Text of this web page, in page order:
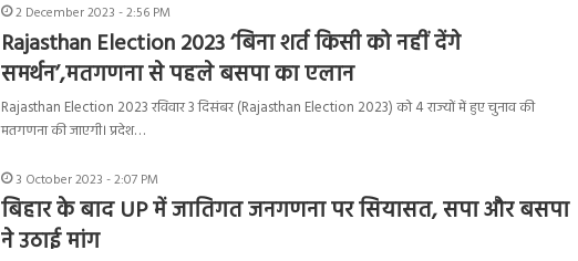
2 December 2023 - 2:56 PM
Rajasthan Election 2023 ‘बिना शर्त किसी को नहीं देंगे
समर्थन’,मतगणना से पहले बसपा का एलान
Rajasthan Election 2023 रविवार 3 दिसंबर (Rajasthan Election 2023) को 4 राज्यों में हुए चुनाव की
मतगणना की जाएगी। प्रदेश…
3 October 2023 - 2:07 PM
बिहार के बाद UP में जातिगत जनगणना पर सियासत, सपा और बसपा
ने उठाई मांग